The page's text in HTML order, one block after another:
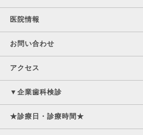
医院情報
お問い合わせ
アクセス
▼企業歯科検診
★診療日・診療時間★